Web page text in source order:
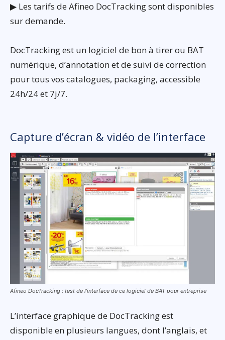
▶ Les tarifs de Afineo DocTracking sont disponibles
sur demande.
DocTracking est un logiciel de bon à tirer ou BAT
numérique, d’annotation et de suivi de correction
pour tous vos catalogues, packaging, accessible
24h/24 et 7j/7.
Capture d’écran & vidéo de l’interface
Afineo DocTracking : test de l’interface de ce logiciel de BAT pour entreprise
L’interface graphique de DocTracking est
disponible en plusieurs langues, dont l’anglais, et